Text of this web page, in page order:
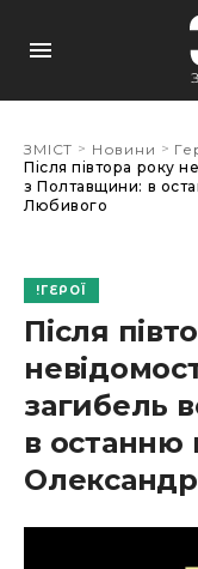
ЗМІСТ > Новини >
Після півтора року
з Полтавщини: в
Любивого
ГЕРОЇ
Після
загибель
в останню